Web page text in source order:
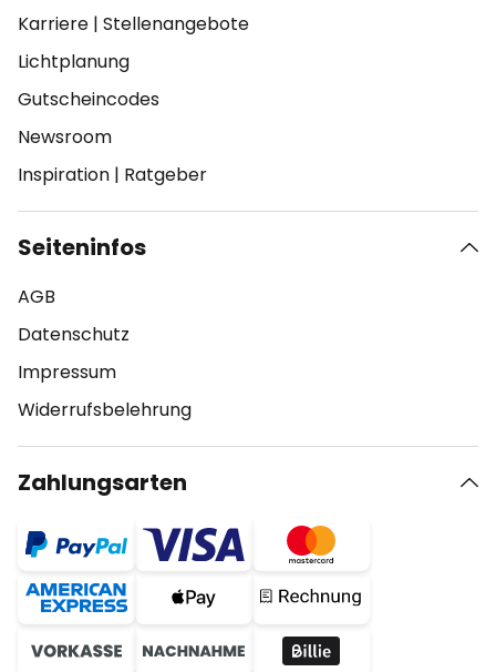
Karriere | Stellenangebote
Lichtplanung
Gutscheincodes
Newsroom
Inspiration | Ratgeber
Seiteninfos
AGB
Datenschutz
Impressum
Widerrufsbelehrung
Zahlungsarten